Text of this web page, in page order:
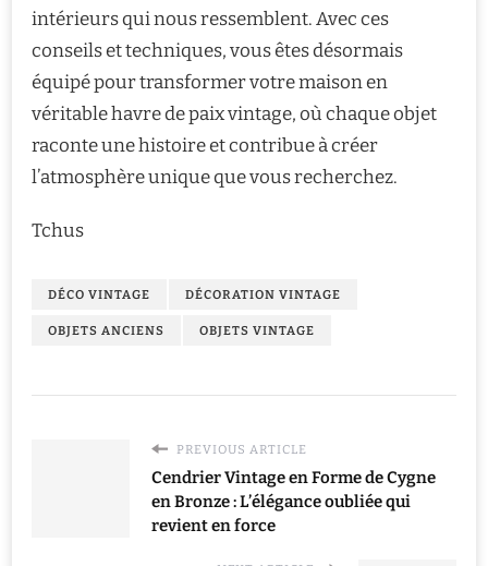
intérieurs qui nous ressemblent. Avec ces
conseils et techniques, vous êtes désormais
équipé pour transformer votre maison en
véritable havre de paix vintage, où chaque objet
raconte une histoire et contribue à créer
l’atmosphère unique que vous recherchez.
Tchus
DÉCO VINTAGE DÉCORATION VINTAGE
OBJETS ANCIENS OBJETS VINTAGE
PREVIOUS ARTICLE
Cendrier Vintage en Forme de Cygne
en Bronze : L’élégance oubliée qui
revient en force